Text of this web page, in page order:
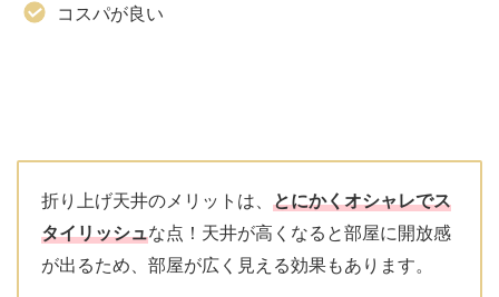
コスパが良い
折り上げ天井のメリットは、 とにかくオシャレでス
タイリッシュな点！天井が高くなると部屋に開放感
が出るため、部屋が広く見える効果もあります。